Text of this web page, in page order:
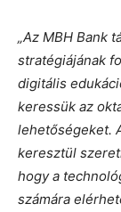
„Az MBH Bank
stratégiájának
digitális
keressük az
lehetőségeket.
keresztül
hogy a
számára